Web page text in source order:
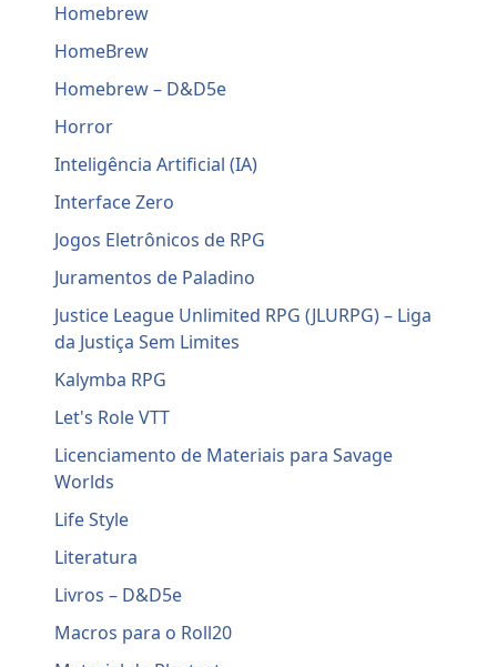
Homebrew
HomeBrew
Homebrew – D&D5e
Horror
Inteligência Artificial (IA)
Interface Zero
Jogos Eletrônicos de RPG
Juramentos de Paladino
Justice League Unlimited RPG (JLURPG) – Liga
da Justiça Sem Limites
Kalymba RPG
Let's Role VTT
Licenciamento de Materiais para Savage
Worlds
Life Style
Literatura
Livros – D&D5e
Macros para o Roll20